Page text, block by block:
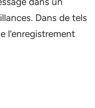
Dans de tels
l’enregistrement